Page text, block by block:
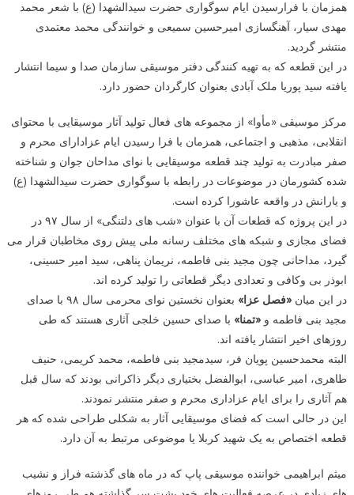
همزمان با فرارسیدن ایام سوگواری حضرت سیدالشهدا (ع) با شعر محمد
مهدی سیار، آهنگسازی امیرحسین سمیعی و خوانندگی محمد معتمدی
منتشر گردید.
در این قطعه که به تهیه کنندگی دفتر موسیقی سازمان صدا و سیما انتشار
یافته سید پوریا ملک آبادی بعنوان کارگردان حضور دارد.
مرکز موسیقی «مأوا» از مجموعه های فعال تولید آثار موسیقایی با محتوای
انقلابی، مذهبی و اجتماعی، همزمان با فرا رسیدن ایام عزادارای محرم و
صفر مبادرت به تولید چند قطعه موسیقایی با نوای مداحان جوان و شناخته
شده کشورمان در موضوعات در رابطه با سوگواری حضرت سیدالشهدا (ع)
و یارانش در واقعه عاشورا کرده است.
در این پروژه که قطعات آن با عنوان «شب های دلتنگی» از سال ۹۷ در
فضای مجازی و شبکه های مختلف رسانه ملی پیش روی مخاطبان قرار می
گیرد، مداحانی چون مجید بنی فاطمه، نریمان پناهی، سید امیر حسینی،
ابوذر بی وکافی و تعدادی دیگر قطعاتی را تولید کرده اند.
در این میان «فصل عزا»
بعنوان نخستین نوای محرمی سال ۹۸ با صدای
مجید بنی فاطمه و «تمنا» با صدای حسین خلجی آثاری هستند که طی
روزهای اخیر انتشار یافته اند.
البته محمدحسین پویان فر، سیدمجید بنی فاطمه، محمد کریمی، حنیف
طاهری، امیر عباسی، ابوالفضل بختیاری دیگر ذاکرانی بودند که سال قبل
هم آثاری را برای ایام عزاداری محرم و صفر منتشر نمودند.
این در حالی است که فضای موسیقایی آثار به شکلی طراحی شده که هر
قطعه اختصاص به یک شهید کربلا یا موضوعی مرتبط به آن دارد.
میثم ابراهیمی خواننده موسیقی پاپ که در ماه های گذشته فراز و نشیب